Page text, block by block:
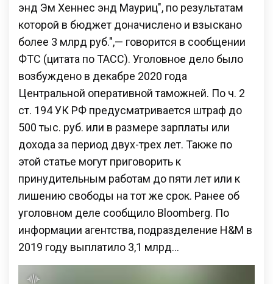
энд Эм Хеннес энд Мауриц", по результатам
которой в бюджет доначислено и взыскано
более 3 млрд руб.",— говорится в сообщении
ФТС (цитата по ТАСС). Уголовное дело было
возбуждено в декабре 2020 года
Центральной оперативной таможней. По ч. 2
ст. 194 УК РФ предусматривается штраф до
500 тыс. руб. или в размере зарплаты или
дохода за период двух-трех лет. Также по
этой статье могут приговорить к
принудительным работам до пяти лет или к
лишению свободы на тот же срок. Ранее об
уголовном деле сообщило Bloomberg. По
информации агентства, подразделение H&M в
2019 году выплатило 3,1 млрд…